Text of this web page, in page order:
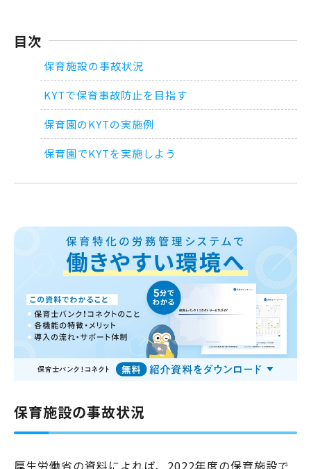
目次
保育施設の事故状況
KYTで保育事故防止を目指す
保育園のKYTの実施例
保育園でKYTを実施しよう
保育施設の事故状況
厚生労働省の資料によれば、2022年度の保育施設で